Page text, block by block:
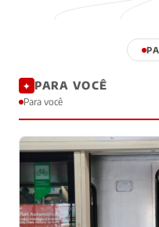
✦ PARA VOCÊ
Para você